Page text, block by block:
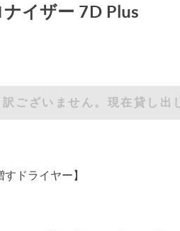
イザー 7D Plus
ございません。現在貸し出
ドライヤー】